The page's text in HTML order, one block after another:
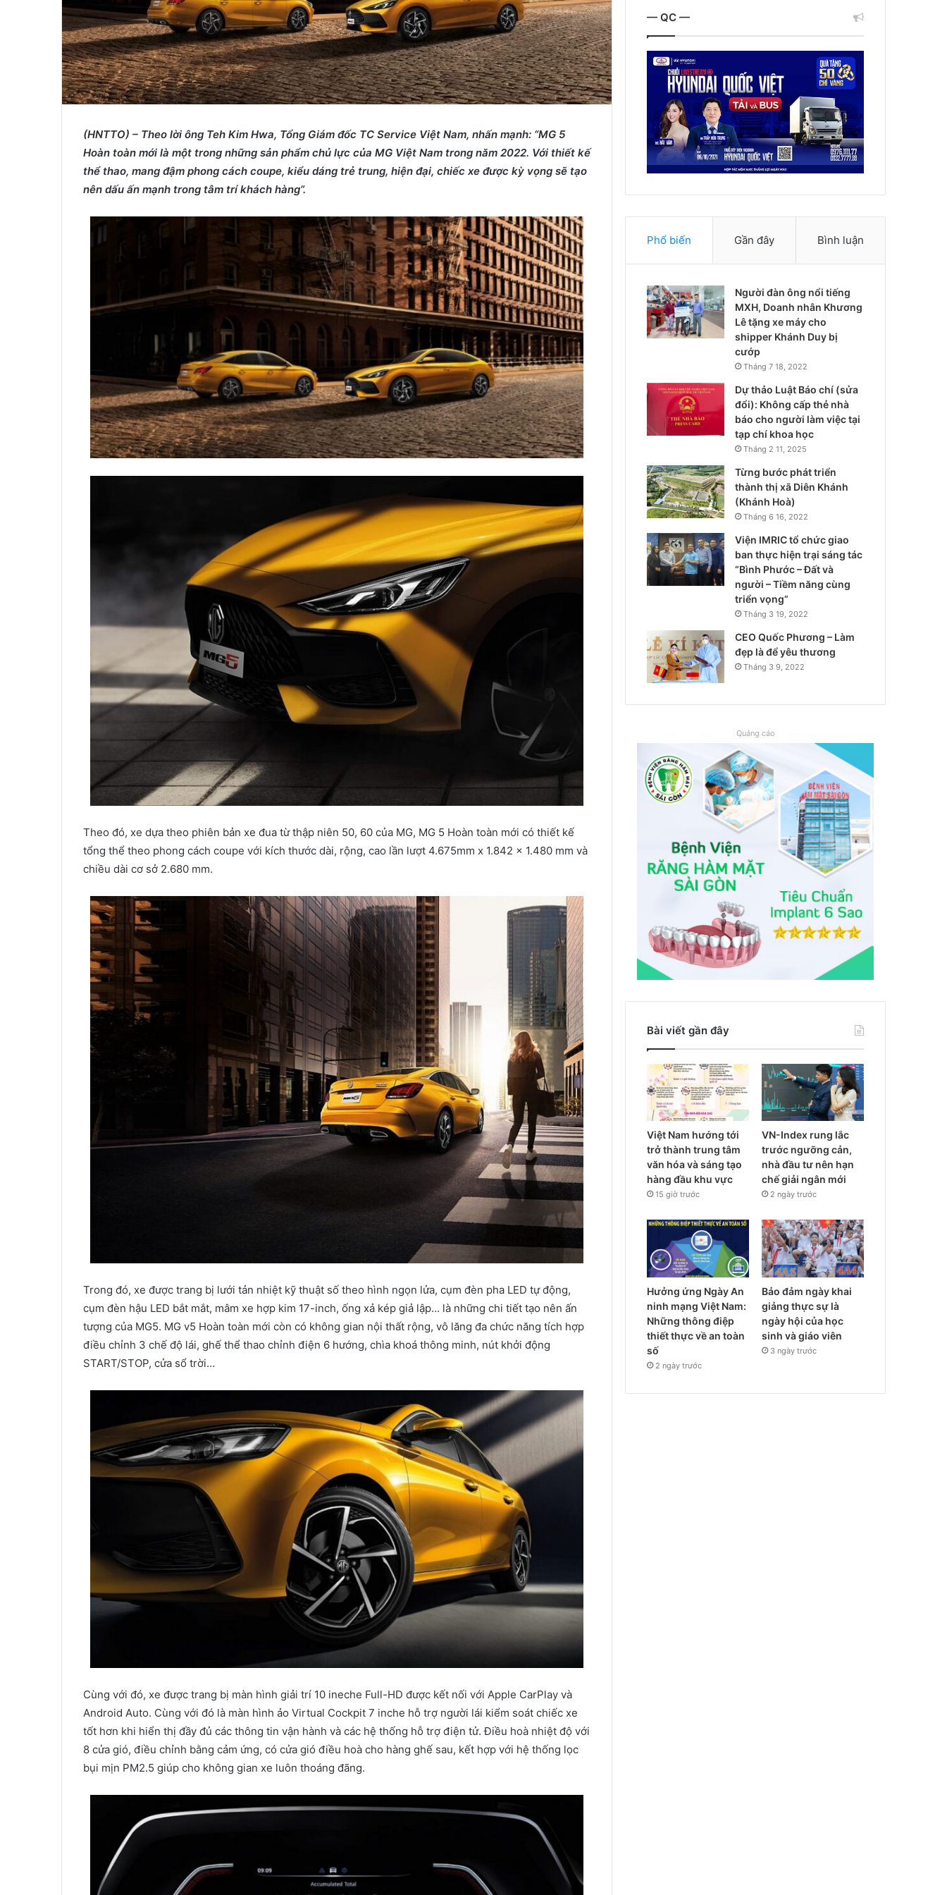
(HNTTO) – Theo lời ông Teh Kim Hwa, Tổng Giám đốc TC Service Việt Nam, nhấn mạnh: “MG 5
Hoàn toàn mới là một trong những sản phẩm chủ lực của MG Việt Nam trong năm 2022. Với thiết kế
thể thao, mang đậm phong cách coupe, kiểu dáng trẻ trung, hiện đại, chiếc xe được kỳ vọng sẽ tạo
nên dấu ấn mạnh trong tâm trí khách hàng”.
Theo đó, xe dựa theo phiên bản xe đua từ thập niên 50, 60 của MG, MG 5 Hoàn toàn mới có thiết kế
tổng thể theo phong cách coupe với kích thước dài, rộng, cao lần lượt 4.675mm x 1.842 x 1.480 mm và
chiều dài cơ sở 2.680 mm.
Trong đó, xe được trang bị lưới tản nhiệt kỹ thuật số theo hình ngọn lửa, cụm đèn pha LED tự động,
cụm đèn hậu LED bắt mắt, mâm xe hợp kim 17-inch, ống xả kép giả lập… là những chi tiết tạo nên ấn
tượng của MG5. MG v5 Hoàn toàn mới còn có không gian nội thất rộng, vô lăng đa chức năng tích hợp
điều chỉnh 3 chế độ lái, ghế thể thao chỉnh điện 6 hướng, chìa khoá thông minh, nút khởi động
START/STOP, cửa sổ trời…
Cùng với đó, xe được trang bị màn hình giải trí 10 ineche Full-HD được kết nối với Apple CarPlay và
Android Auto. Cùng với đó là màn hình ảo Virtual Cockpit 7 inche hỗ trợ người lái kiểm soát chiếc xe
tốt hơn khi hiển thị đầy đủ các thông tin vận hành và các hệ thống hỗ trợ điện tử. Điều hoà nhiệt độ với
8 cửa gió, điều chỉnh bằng cảm ứng, có cửa gió điều hoà cho hàng ghế sau, kết hợp với hệ thống lọc
bụi mịn PM2.5 giúp cho không gian xe luôn thoáng đãng.
— QC —
Phổ biến Gần đây Bình luận
Người đàn ông nổi tiếng
MXH, Doanh nhân Khương
Lê tặng xe máy cho
shipper Khánh Duy bị
cướp
Tháng 7 18, 2022
Dự thảo Luật Báo chí (sửa
đổi): Không cấp thẻ nhà
báo cho người làm việc tại
tạp chí khoa học
Tháng 2 11, 2025
Từng bước phát triển
thành thị xã Diên Khánh
(Khánh Hoà)
Tháng 6 16, 2022
Viện IMRIC tổ chức giao
ban thực hiện trại sáng tác
“Bình Phước – Đất và
người – Tiềm năng cùng
triển vọng”
Tháng 3 19, 2022
CEO Quốc Phương – Làm
đẹp là để yêu thương
Tháng 3 9, 2022
Quảng cáo
Bài viết gần đây
Việt Nam hướng tới
trở thành trung tâm
văn hóa và sáng tạo
hàng đầu khu vực
15 giờ trước
VN-Index rung lắc
trước ngưỡng cản,
nhà đầu tư nên hạn
chế giải ngân mới
2 ngày trước
Hưởng ứng Ngày An
ninh mạng Việt Nam:
Những thông điệp
thiết thực về an toàn
số
2 ngày trước
Bảo đảm ngày khai
giảng thực sự là
ngày hội của học
sinh và giáo viên
3 ngày trước